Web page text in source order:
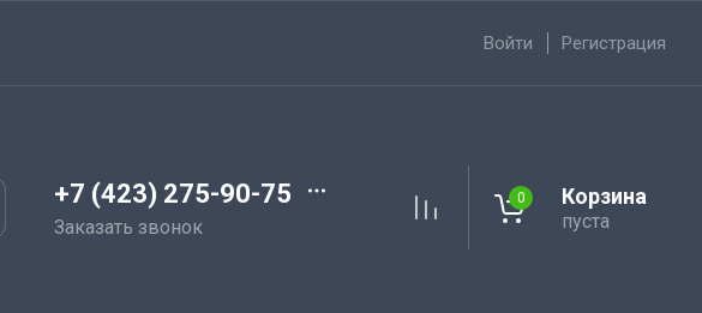
Войти Регистрация
+7 (423) 275-90-75
Заказать звонок
0 Корзина
пуста